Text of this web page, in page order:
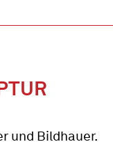
und Bildhauer.